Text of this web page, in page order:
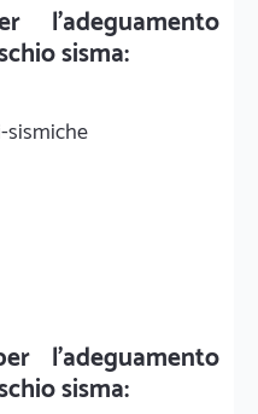
l'adeguamento
sisma:
sismiche
l'adeguamento
sisma: